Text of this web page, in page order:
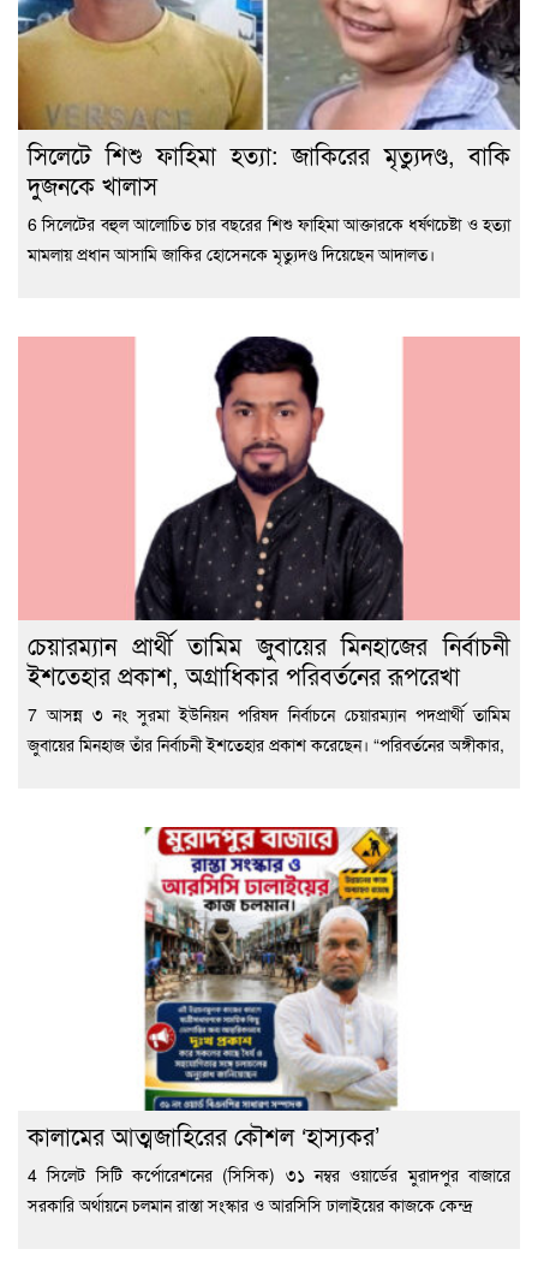
সিলেটে শিশু ফাহিমা হত্যা: জাকিরের মৃত্যুদণ্ড, বাকি
দুজনকে খালাস
6 সিলেটের বহুল আলোচিত চার বছরের শিশু ফাহিমা আক্তারকে ধর্ষণচেষ্টা ও হত্যা
মামলায় প্রধান আসামি জাকির হোসেনকে মৃত্যুদণ্ড দিয়েছেন আদালত।
চেয়ারম্যান প্রার্থী তামিম জুবায়ের মিনহাজের নির্বাচনী
ইশতেহার প্রকাশ, অগ্রাধিকার পরিবর্তনের রূপরেখা
7 আসন্ন ৩ নং সুরমা ইউনিয়ন পরিষদ নির্বাচনে চেয়ারম্যান পদপ্রার্থী তামিম
জুবায়ের মিনহাজ তাঁর নির্বাচনী ইশতেহার প্রকাশ করেছেন। “পরিবর্তনের অঙ্গীকার,
কালামের আত্মজাহিরের কৌশল ‘হাস্যকর’
4 সিলেট সিটি কর্পোরেশনের (সিসিক) ৩১ নম্বর ওয়ার্ডের মুরাদপুর বাজারে
সরকারি অর্থায়নে চলমান রাস্তা সংস্কার ও আরসিসি ঢালাইয়ের কাজকে কেন্দ্র